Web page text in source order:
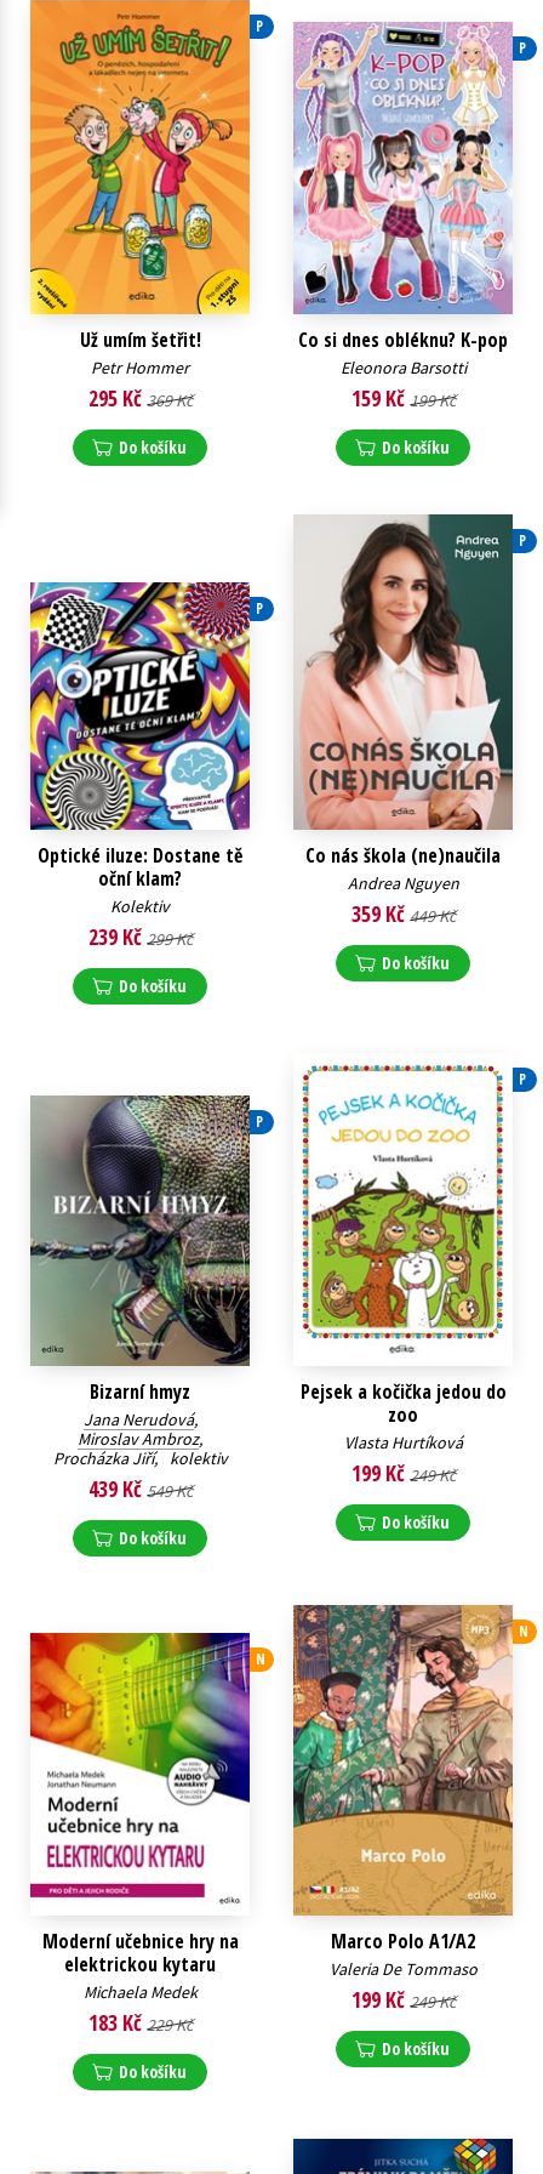
Young adult (SK)
Zahraniční literatura Zdraví a životní styl
Všechny tituly
P
Už umím šetřit!
Petr Hommer
295 Kč 369 Kč
Do košíku
P
Co si dnes obléknu? K-pop
Eleonora Barsotti
159 Kč 199 Kč
Do košíku
P
Optické iluze: Dostane tě
oční klam?
Kolektiv
239 Kč 299 Kč
Do košíku
P
Co nás škola (ne)naučila
Andrea Nguyen
359 Kč 449 Kč
Do košíku
P
Bizarní hmyz
Jana Nerudová,
Miroslav Ambroz,
Procházka Jiří, kolektiv
439 Kč 549 Kč
Do košíku
P
Pejsek a kočička jedou do
zoo
Vlasta Hurtíková
199 Kč 249 Kč
Do košíku
N
Moderní učebnice hry na
elektrickou kytaru
Michaela Medek
183 Kč 229 Kč
Do košíku
N
Marco Polo A1/A2
Valeria De Tommaso
199 Kč 249 Kč
Do košíku